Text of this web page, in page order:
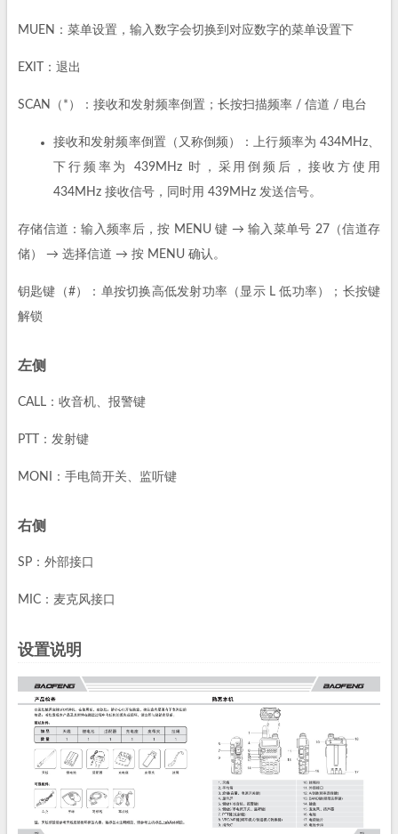
MUEN：菜单设置，输入数字会切换到对应数字的菜单设置下
EXIT：退出
SCAN（*）：接收和发射频率倒置；长按扫描频率 / 信道 / 电台
接收和发射频率倒置（又称倒频）：上行频率为 434MHz、
下行频率为 439MHz 时，采用倒频后，接收方使用
434MHz 接收信号，同时用 439MHz 发送信号。
存储信道：输入频率后，按 MENU 键 → 输入菜单号 27（信道存
储） → 选择信道 → 按 MENU 确认。
钥匙键（#）：单按切换高低发射功率（显示 L 低功率）；长按键
解锁
左侧
CALL：收音机、报警键
PTT：发射键
MONI：手电筒开关、监听键
右侧
SP：外部接口
MIC：麦克风接口
设置说明